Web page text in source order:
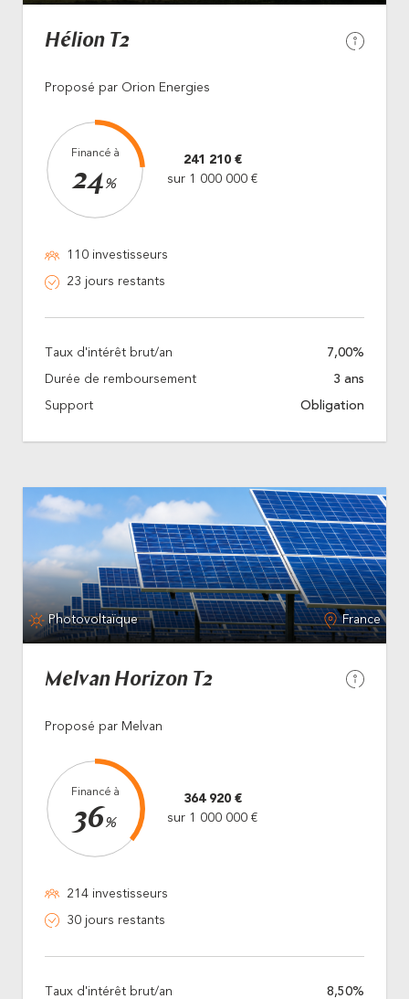
Hélion T2
Proposé par Orion Energies
Financé à
24%
241 210 €
sur 1 000 000 €
110 investisseurs
23 jours restants
Taux d'intérêt brut/an 7,00%
Durée de remboursement 3 ans
Support Obligation
Photovoltaïque France
Melvan Horizon T2
Proposé par Melvan
Financé à
36%
364 920 €
sur 1 000 000 €
214 investisseurs
30 jours restants
Taux d'intérêt brut/an 8,50%